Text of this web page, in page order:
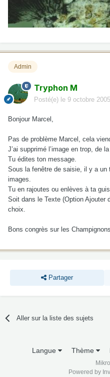
Admin
Tryphon M
Posté(e) le 9 octobre 2005
Bonjour Marcel,
Pas de problème Marcel, cela
J’ai supprimé l’image en trop, de
Tu édites ton message.
Sous la fenêtre de saisie, il y a un
images.
Tu en rajoutes ou enlèves à ta
Soit dans le Texte (Option Ajouter
choix.
Bons congrès sur les
Partager
Aller sur la liste des sujets
Langue Thème
Powered by